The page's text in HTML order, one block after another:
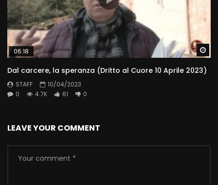
06:18
Dal carcere, la speranza (Dritto al Cuore 10 Aprile 2023)
STAFF
10/04/2023
0
4.7K 61 0
LEAVE YOUR COMMENT